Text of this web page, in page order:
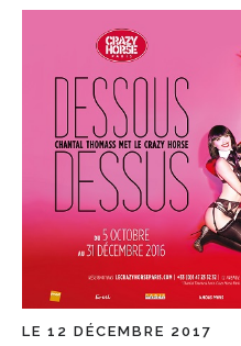
LE 12 DÉCEMBRE 2017